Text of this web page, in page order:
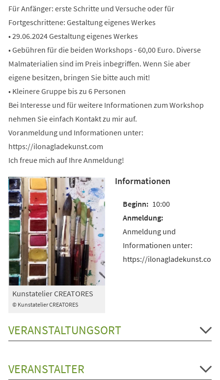
Für Anfänger: erste Schritte und Versuche oder für
Fortgeschrittene: Gestaltung eigenes Werkes
• 29.06.2024 Gestaltung eigenes Werkes
• Gebühren für die beiden Workshops - 60,00 Euro. Diverse
Malmaterialien sind im Preis inbegriffen. Wenn Sie aber
eigene besitzen, bringen Sie bitte auch mit!
• Kleinere Gruppe bis zu 6 Personen
Bei Interesse und für weitere Informationen zum Workshop
nehmen Sie einfach Kontakt zu mir auf.
Voranmeldung und Informationen unter:
https://ilonagladekunst.com
Ich freue mich auf Ihre Anmeldung!
© Kunstatelier CREATORES
Kunstatelier CREATORES
Informationen
10:00
Anmeldung und
Informationen unter:
https://ilonagladekunst.com
VERANSTALTUNGSORT
VERANSTALTER